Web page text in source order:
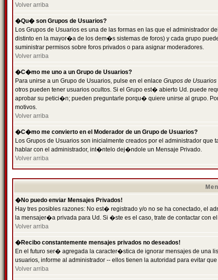
Volver arriba
�Qu� son Grupos de Usuarios?
Los Grupos de Usuarios es una de las formas en las que el administrador
distinto en la mayor�a de los dem�s sistemas de foros) y cada grupo
suministrar permisos sobre foros privados o para asignar moderadores.
Volver arriba
�C�mo me uno a un Grupo de Usuarios?
Para unirse a un Grupo de Usuarios, pulse en el enlace Grupos de Usuarios
otros pueden tener usuarios ocultos. Si el Grupo est� abierto Ud. puede
aprobar su petici�n; pueden preguntarle porqu� quiere unirse al grupo.
motivos.
Volver arriba
�C�mo me convierto en el Moderador de un Grupo de Usuarios?
Los Grupos de Usuarios son inicialmente creados por el administrador
hablar con el administrador, int�ntelo dej�ndole un Mensaje Privado.
Volver arriba
�No puedo enviar Mensajes Privados!
Hay tres posibles razones: No est� registrado y/o no se ha conectado, el
la mensajer�a privada para Ud. Si �ste es el caso, trate de contactar con
Volver arriba
�Recibo constantemente mensajes privados no deseados!
En el futuro ser� agregada la caracter�stica de ignorar mensajes de una
usuarios, informe al administrador -- ellos tienen la autoridad para evitar
Volver arriba